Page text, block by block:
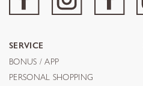
SERVICE
BONUS / APP
PERSONAL SHOPPING